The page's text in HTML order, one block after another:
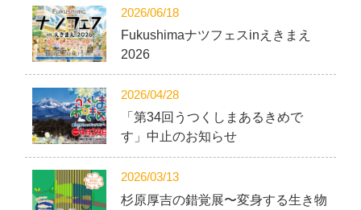
2026/06/18
Fukushimaナツフェスinえきまえ
2026
2026/04/28
「第34回うつくしまあるきめで
す」中止のお知らせ
2026/03/13
杉原厚吉の錯覚展〜変身する生き物